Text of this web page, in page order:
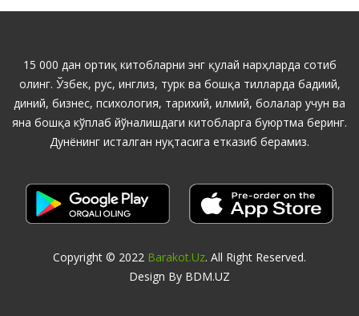
15 000 дан ортиқ китобларни энг қулай нарҳларда сотиб
олинг. Ўзбек, рус, инглиз, турк ва бошқа тилларда бадиий,
диний, бизнес, психология, тарихий, илмий, болалар учун ва
яна бошқа кўплаб йўналишдаги китобларга буюртма беринг.
Дунёнинг исталган нуқтасига етказиб берамиз.
Copyright © 2022 Barakot.uz. All Right Reserved.
Design By BDM.UZ